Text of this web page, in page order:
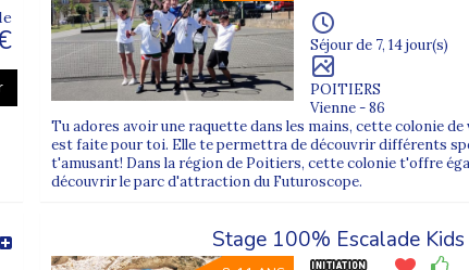
à prévoir communiquée avant le départ.
comme ladanse.
à votre enfant.
Séjour de 7, 14 jour(s)
POITIERS
Vienne - 86
Tu adores avoir une raquette dans les mains, cette colonie
est faite pour toi. Elle te permettra de découvrir différents
t'amusant! Dans la région de Poitiers, cette colonie t'offre
découvrir le parc d'attraction du Futuroscope.
Stage 100% Escalade Kids